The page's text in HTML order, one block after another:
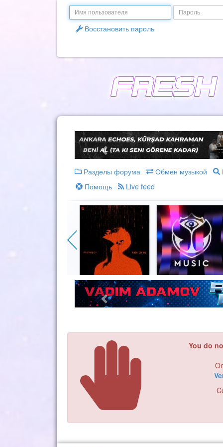
Email
Пароль
Восстановить пароль
Разделы форума Обмен музыкой
Помощь
Live feed
You do